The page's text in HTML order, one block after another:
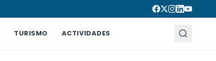
TURISMO ACTIVIDADES